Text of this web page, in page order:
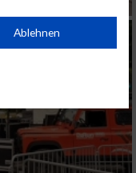
durch Statistiken oder
Entwicklung und
und in die
Ablehnen